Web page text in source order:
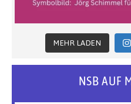
MEHR LADEN
NSB AUF